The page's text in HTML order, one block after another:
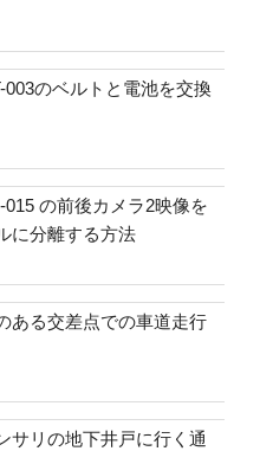
のベルトと電池を交換
015 の前後カメラ2映像を
に分離する方法
ある交差点での車道走行
サリの地下井戸に行く通